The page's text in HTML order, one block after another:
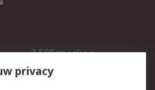
2.500 merken
Inkoopoplossingen
privacy